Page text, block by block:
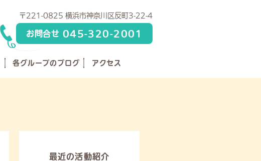
〒221-0825 横浜市神奈川区反町3-22-4
お問合せ 045-320-2001
各グループのブログ アクセス
最近の活動紹介